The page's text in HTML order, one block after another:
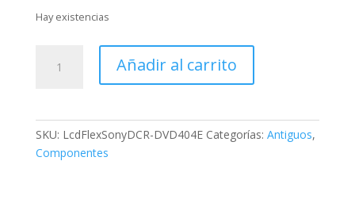
Hay existencias
DVD404E,
SONY
Añadir al carrito
SKU: LcdFlexSonyDCR-DVD404E Categorías: Antiguos,
Componentes